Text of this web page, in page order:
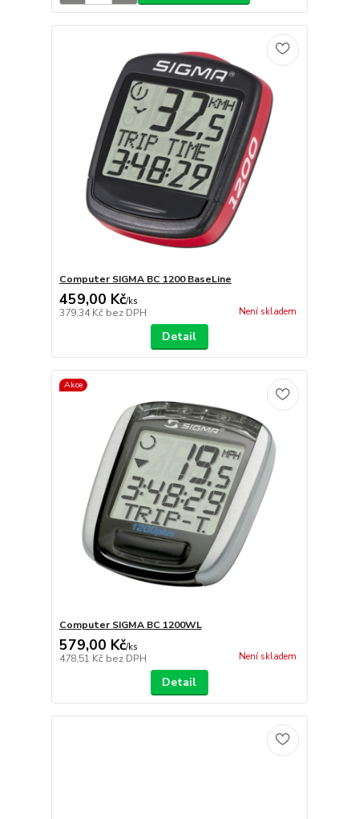
Computer SIGMA BC 1200 BaseLine
459,00 Kč/ks
379,34 Kč bez DPH Není skladem
Detail
Akce
Computer SIGMA BC 1200WL
579,00 Kč/ks
478,51 Kč bez DPH Není skladem
Detail